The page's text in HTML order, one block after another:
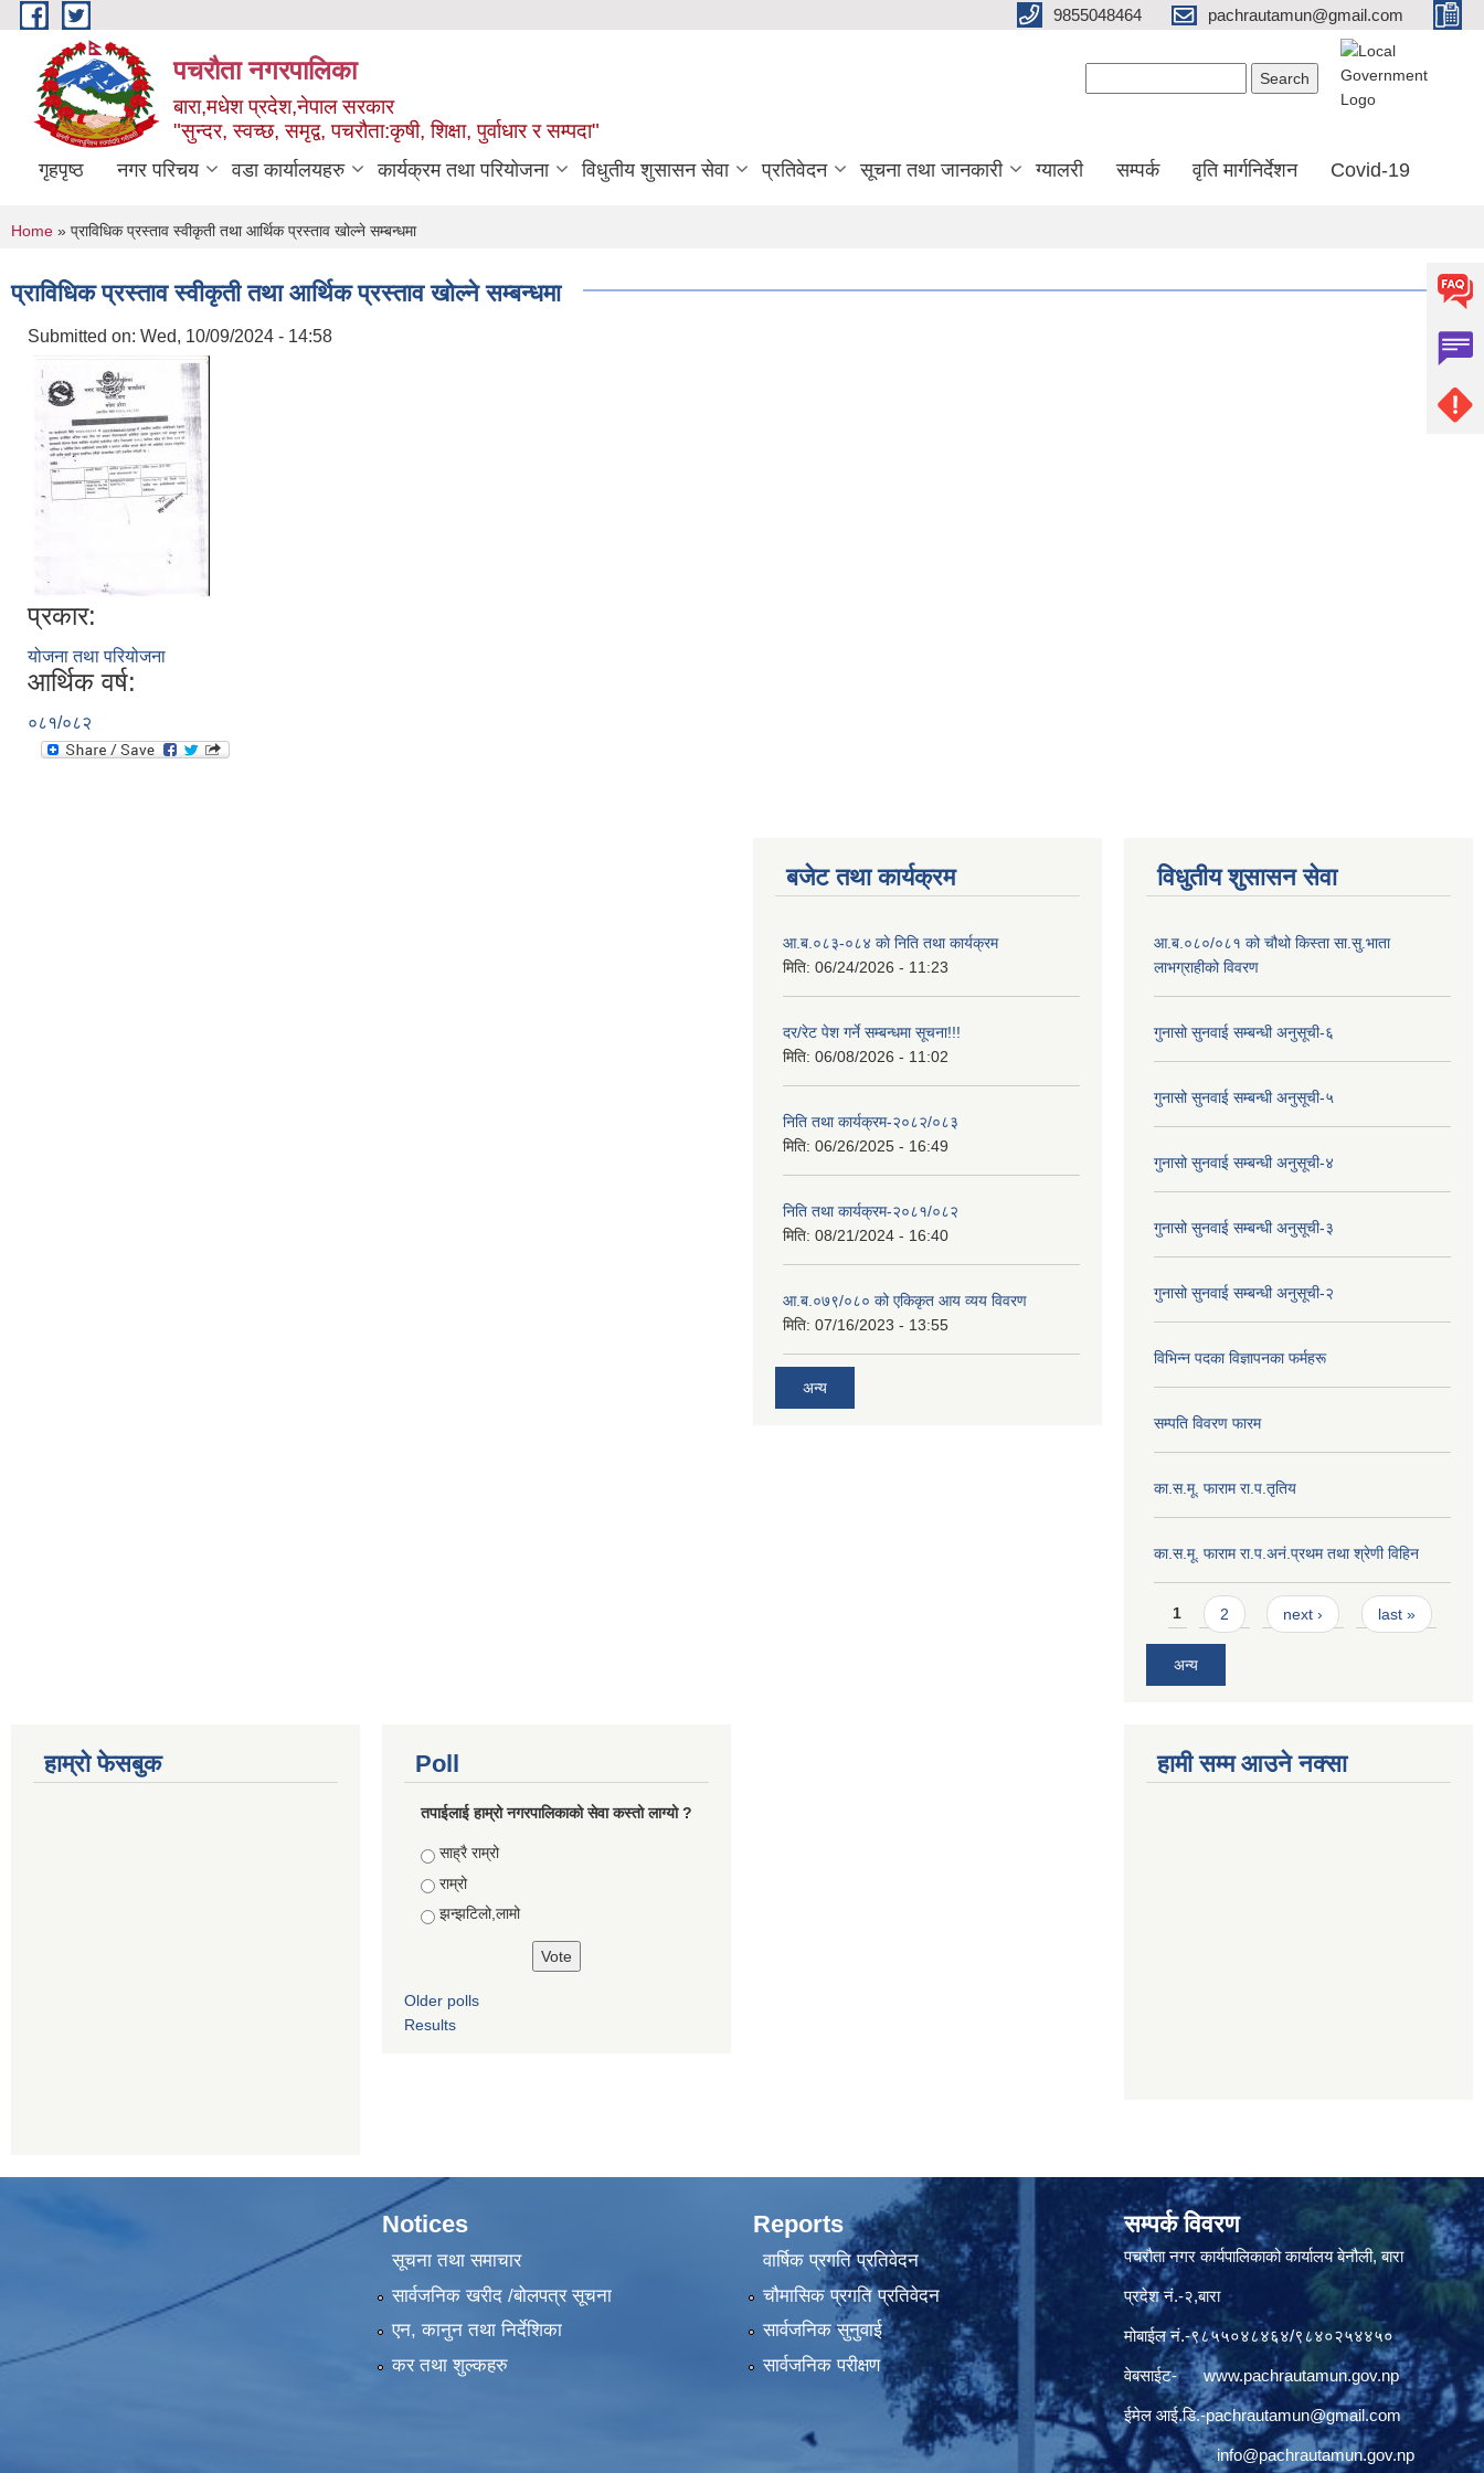
Skip to main content 9855048464 pachrautamun@gmail.com
पचरौता नगरपालिका
बारा,मधेश प्रदेश,नेपाल सरकार
"सुन्दर, स्वच्छ, समृद्व, पचरौता:कृषी, शिक्षा, पुर्वाधार र सम्पदा"
गृहपृष्ठ नगर परिचय वडा कार्यालयहरु कार्यक्रम तथा परियोजना विधुतीय शुसासन सेवा प्रतिवेदन सूचना तथा जानकारी ग्यालरी सम्पर्क वृति मार्गनिर्देशन Covid-19
You are here
Home » प्राविधिक प्रस्ताव स्वीकृती तथा आर्थिक प्रस्ताव खोल्ने सम्बन्धमा
प्राविधिक प्रस्ताव स्वीकृती तथा आर्थिक प्रस्ताव खोल्ने सम्बन्धमा
Submitted on: Wed, 10/09/2024 - 14:58
प्रकार:
योजना तथा परियोजना
आर्थिक वर्ष:
०८१/०८२
बजेट तथा कार्यक्रम
आ.ब.०८३-०८४ काे निति तथा कार्यक्रम
मिति: 06/24/2026 - 11:23
दर/रेट पेश गर्ने सम्बन्धमा सूचना!!!
मिति: 06/08/2026 - 11:02
निति तथा कार्यक्रम-२०८२/०८३
मिति: 06/26/2025 - 16:49
निति तथा कार्यक्रम-२०८१/०८२
मिति: 08/21/2024 - 16:40
आ.ब.०७९/०८० को एकिकृत आय व्यय विवरण
मिति: 07/16/2023 - 13:55
अन्य
विधुतीय शुसासन सेवा
आ.ब.०८०/०८१ को चौथो किस्ता सा.सु.भाता
लाभग्राहीको विवरण
गुनासो सुनवाई सम्बन्धी अनुसूची-६
गुनासो सुनवाई सम्बन्धी अनुसूची-५
गुनासो सुनवाई सम्बन्धी अनुसूची-४
गुनासो सुनवाई सम्बन्धी अनुसूची-३
गुनासो सुनवाई सम्बन्धी अनुसूची-२
विभिन्न पदका विज्ञापनका फर्महरू
सम्पति विवरण फारम
का.स.मू. फाराम रा.प.तृतिय
का.स.मू. फाराम रा.प.अनं.प्रथम तथा श्रेणी विहिन
Pages
1 2 next › last »
अन्य
हाम्रो फेसबुक Poll
तपाईलाई हाम्रो नगरपालिकाको सेवा कस्तो लाग्यो ?
Choices
साह्रै राम्रो
राम्रो
झन्झटिलो,लामो
Older polls
Results
हामी सम्म आउने नक्सा
Notices
सूचना तथा समाचार
सार्वजनिक खरीद /बोलपत्र सूचना
एन, कानुन तथा निर्देशिका
कर तथा शुल्कहरु
Reports
वार्षिक प्रगति प्रतिवेदन
चौमासिक प्रगति प्रतिवेदन
सार्वजनिक सुनुवाई
सार्वजनिक परीक्षण
सम्पर्क विवरण
पचरौता नगर कार्यपालिकाको कार्यालय बेनौली, बारा
प्रदेश नं.-२,बारा
मोबाईल नं.-९८५५०४८४६४/९८४०२५४४५०
वेबसाईट-www.pachrautamun.gov.np
ईमेल आई.डि.-pachrautamun@gmail.com
info@pachrautamun.gov.np